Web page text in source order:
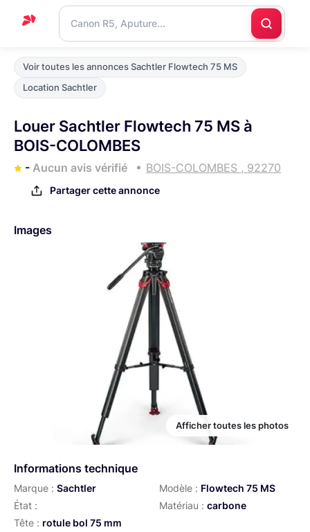
Accueil
Support
Nous
contacter
Voir toutes les annonces Sachtler Flowtech 75 MS
Location Sachtler
Louer Sachtler Flowtech 75 MS à
BOIS-COLOMBES
- Aucun avis vérifié BOIS-COLOMBES , 92270
Partager cette annonce
Images
Afficher toutes les photos
Informations technique
Marque : Sachtler Modèle : Flowtech 75 MS
État :
Matériau : carbone
Tête : rotule bol 75 mm